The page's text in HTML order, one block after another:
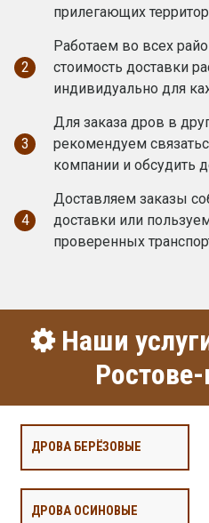
прилегающих
2
Работаем во всех
стоимость доставки
индивидуально для
3
Для заказа дров в
рекомендуем
компании и обсудить
4
Доставляем заказы
доставки или
проверенных
Наши
ДРОВА БЕРЁЗОВЫЕ
ДРОВА ОСИНОВЫЕ